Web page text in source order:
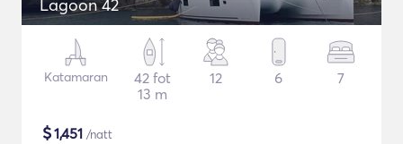
Lagoon 42
Katamaran
42 fot
13 m
12 6 7
$1,451 /natt